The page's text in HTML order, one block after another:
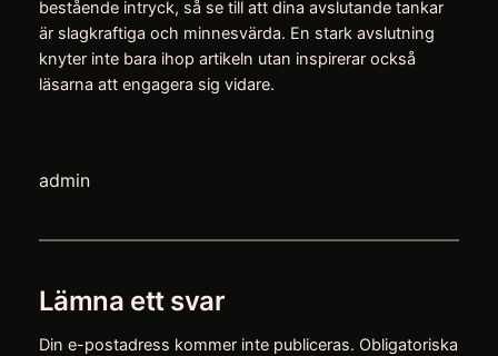
bestående intryck, så se till att dina avslutande tankar
är slagkraftiga och minnesvärda. En stark avslutning
knyter inte bara ihop artikeln utan inspirerar också
läsarna att engagera sig vidare.
admin
Lämna ett svar
Din e-postadress kommer inte publiceras. Obligatoriska